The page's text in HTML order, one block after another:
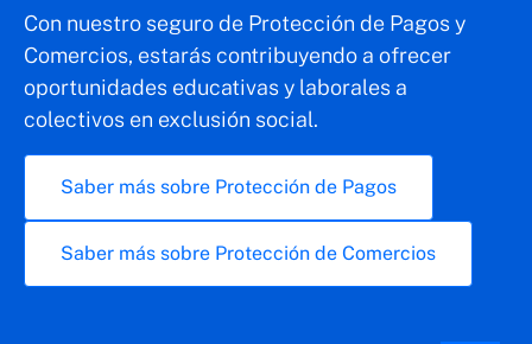
Con nuestro seguro de Protección de Pagos y
Comercios, estarás contribuyendo a ofrecer
oportunidades educativas y laborales a
colectivos en exclusión social.
Saber más sobre Protección de Pagos
Saber más sobre Protección de Comercios